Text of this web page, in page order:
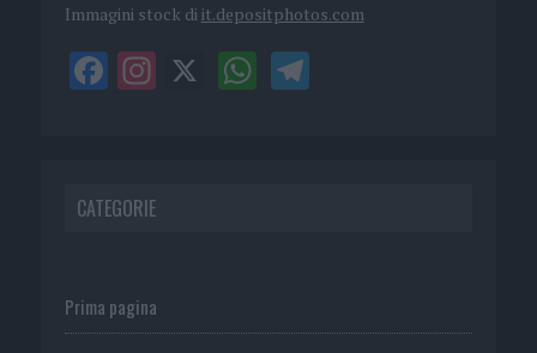
Immagini stock di it.depositphotos.com
CATEGORIE
Prima pagina